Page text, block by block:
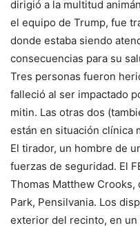
dirigió a la multitud
el equipo de Trump, fue
donde estaba siendo
consecuencias para su
Tres personas fueron
falleció al ser impactado
mitin. Las otras dos
están en situación clínica
El tirador, un hombre de
fuerzas de seguridad. El
Thomas Matthew
Park, Pensilvania. Los
exterior del recinto, en un